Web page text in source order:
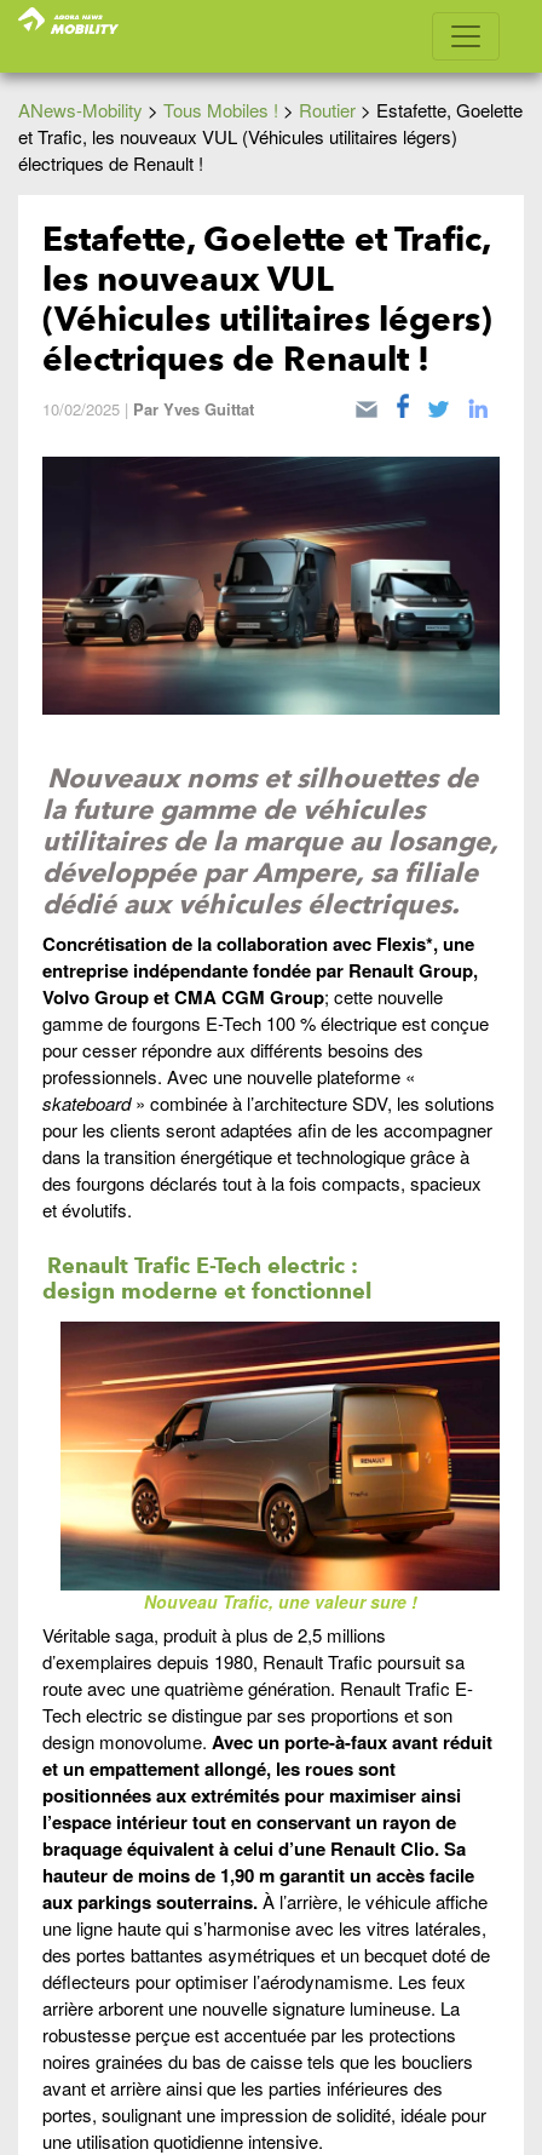
ANews-Mobility > Tous Mobiles ! > Routier > Estafette, Goelette
et Trafic, les nouveaux VUL (Véhicules utilitaires légers)
électriques de Renault !
Estafette, Goelette et Trafic,
les nouveaux VUL
(Véhicules utilitaires légers)
électriques de Renault !
10/02/2025 | Par Yves Guittat
Nouveaux noms et silhouettes de
la future gamme de véhicules
utilitaires de la marque au losange,
développée par Ampere, sa filiale
dédié aux véhicules électriques.
Concrétisation de la collaboration avec Flexis*, une
entreprise indépendante fondée par Renault Group,
Volvo Group et CMA CGM Group; cette nouvelle
gamme de fourgons E-Tech 100 % électrique est conçue
pour cesser répondre aux différents besoins des
professionnels. Avec une nouvelle plateforme «
skateboard» combinée à l’architecture SDV, les solutions
pour les clients seront adaptées afin de les accompagner
dans la transition énergétique et technologique grâce à
des fourgons déclarés tout à la fois compacts, spacieux
et évolutifs.
Renault Trafic E-Tech electric :
design moderne et fonctionnel
Nouveau Trafic, une valeur sure !
Véritable saga, produit à plus de 2,5 millions
d’exemplaires depuis 1980, Renault Trafic poursuit sa
route avec une quatrième génération. Renault Trafic E-
Tech electric se distingue par ses proportions et son
design monovolume. Avec un porte-à-faux avant réduit
et un empattement allongé, les roues sont
positionnées aux extrémités pour maximiser ainsi
l’espace intérieur tout en conservant un rayon de
braquage équivalent à celui d’une Renault Clio. Sa
hauteur de moins de 1,90 m garantit un accès facile
aux parkings souterrains.À l’arrière, le véhicule affiche
une ligne haute qui s’harmonise avec les vitres latérales,
des portes battantes asymétriques et un becquet doté de
déflecteurs pour optimiser l’aérodynamisme. Les feux
arrière arborent une nouvelle signature lumineuse. La
robustesse perçue est accentuée par les protections
noires grainées du bas de caisse tels que les boucliers
avant et arrière ainsi que les parties inférieures des
portes, soulignant une impression de solidité, idéale pour
une utilisation quotidienne intensive.